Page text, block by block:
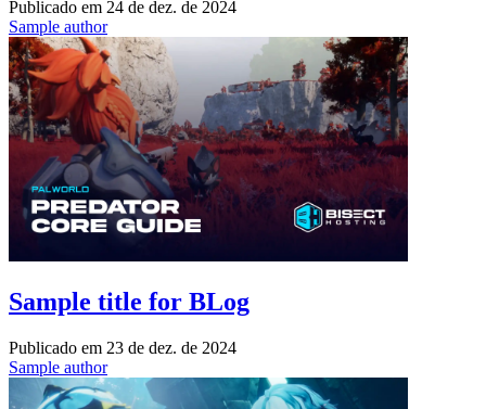
Publicado em 24 de dez. de 2024
Sample author
Sample title for BLog
Publicado em 23 de dez. de 2024
Sample author